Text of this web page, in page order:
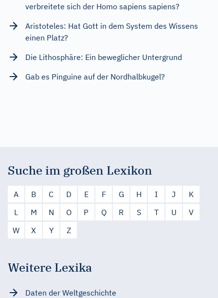
verbreitete sich der Homo sapiens sapiens?
Aristoteles: Hat Gott in dem System des Wissens
einen Platz?
Die Lithosphäre: Ein beweglicher Untergrund
Gab es Pinguine auf der Nordhalbkugel?
Suche im großen Lexikon
A B C D E F G H I J
K
L
M N O P Q R S T U
V
W
X Y Z
Weitere Lexika
Daten der Weltgeschichte